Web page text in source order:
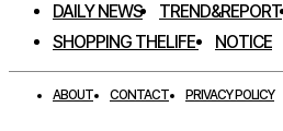
DAILY NEWS TREND&REPORT
SHOPPING THELIFE
NOTICE
ABOUT CONTACT PRIVACY POLICY